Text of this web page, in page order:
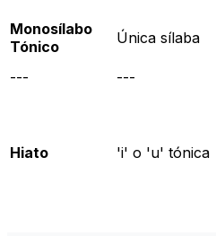
Monosílabo
Tónico
Única sílaba
--- ---
Hiato 'i' o 'u' tónica